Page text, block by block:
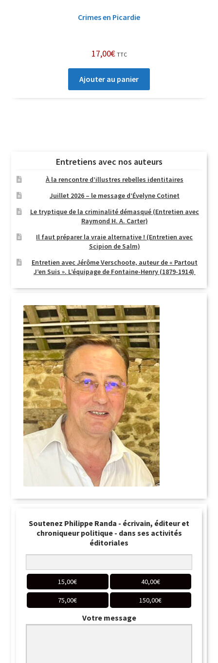
Crimes en Picardie
17,00€ TTC
Ajouter au panier
Entretiens avec nos auteurs
À la rencontre d’illustres rebelles identitaires
Juillet 2026 – le message d’Évelyne Cotinet
Le tryptique de la criminalité démasqué (Entretien avec
Raymond H. A. Carter)
Il faut préparer la vraie alternative ! (Entretien avec
Scipion de Salm)
Entretien avec Jérôme Verschoote, auteur de « Partout
J’en Suis ». L’équipage de Fontaine-Henry (1879-1914)
Soutenez Philippe Randa - écrivain, éditeur et
chroniqueur politique - dans ses activités
éditoriales
15,00€ 40,00€
75,00€ 150,00€
Votre message